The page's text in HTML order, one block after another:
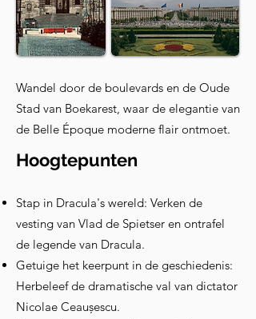
Wandel door de boulevards en de Oude
Stad van Boekarest, waar de elegantie van
de Belle Époque moderne flair ontmoet.
Hoogtepunten
Stap in Dracula's wereld: Verken de
vesting van Vlad de Spietser en ontrafel
de legende van Dracula.
Getuige het keerpunt in de geschiedenis:
Herbeleef de dramatische val van dictator
Nicolae Ceaușescu.